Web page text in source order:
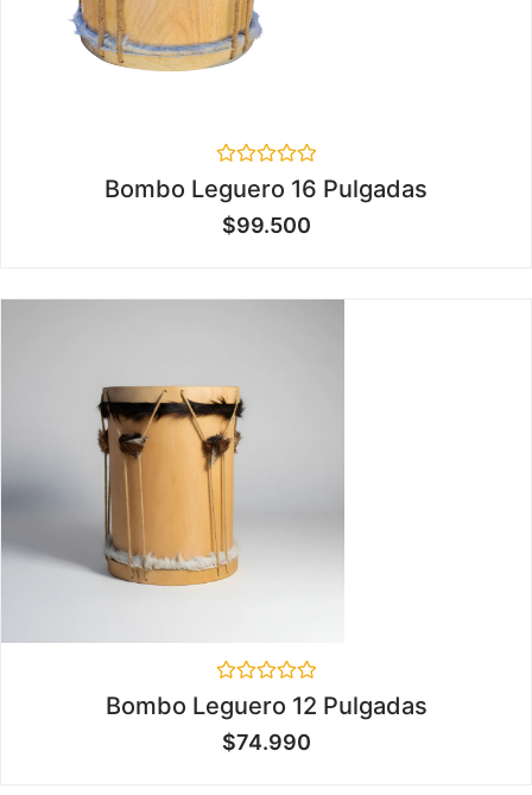
en
0
de
Bombo Leguero 16 Pulgadas
$99.500
en
0
de
Bombo Leguero 12 Pulgadas
$74.990